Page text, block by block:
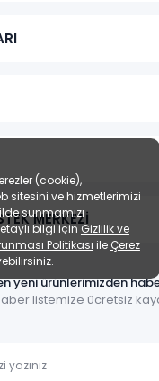
MERKEZİ
yeni ürünlerimizden
listemize ücretsiz
(cookie),
sitesini ve hizmetlerimizi
sunmamızı
bilgi içinGizlilik ve
Politikası ile Çerez